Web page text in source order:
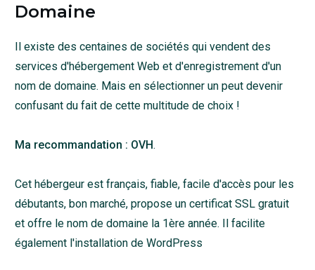
Domaine
Il existe des centaines de sociétés qui vendent des
services d'hébergement Web et d'enregistrement d'un
nom de domaine. Mais en sélectionner un peut devenir
confusant du fait de cette multitude de choix !
Ma recommandation : OVH.
Cet hébergeur est français, fiable, facile d'accès pour les
débutants, bon marché, propose un certificat SSL gratuit
et offre le nom de domaine la 1ère année. Il facilite
également l'installation de WordPress